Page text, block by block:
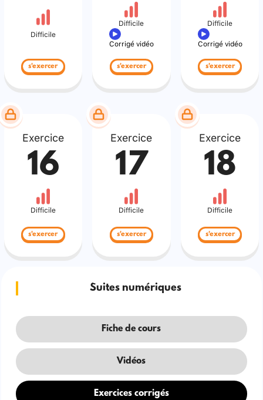
Difficile
s'exercer
Difficile
Corrigé vidéo
s'exercer
Difficile
Corrigé vidéo
s'exercer
Exercice
16
Difficile
s'exercer
Exercice
17
Difficile
s'exercer
Exercice
18
Difficile
s'exercer
Suites numériques
Fiche de cours
Vidéos
Exercices corrigés